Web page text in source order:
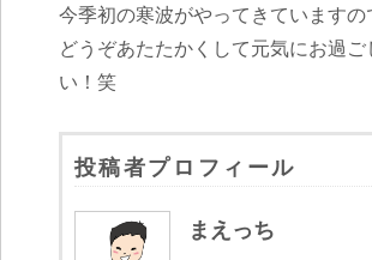
今季初の寒波がやってきていますの
どうぞあたたかくして元気にお過ご
い！笑
投稿者プロフィール
まえっち